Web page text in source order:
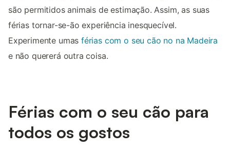
são permitidos animais de estimação. Assim, as suas
férias tornar-se-ão experiência inesquecível.
Experimente umasférias com o seu cão no na Madeira
e não quererá outra coisa.
Férias com o seu cão para
todos os gostos